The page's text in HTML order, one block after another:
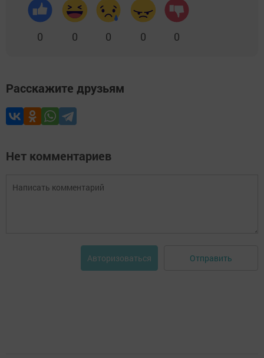
0 0 0 0 0
Расскажите друзьям
Нет комментариев
Авторизоваться Отправить